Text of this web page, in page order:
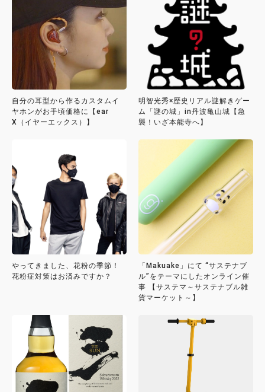
自分の耳型から作るカスタムイ
ヤホンがお手頃価格に【ear
X（イヤーエックス）】
明智光秀×歴史リアル謎解きゲー
ム「謎の城」in丹波亀山城【急
襲！いざ本能寺へ】
やってきました、花粉の季節！
花粉症対策はお済みですか？
「Makuake」にて “サステナブ
ル”をテーマにしたオンライン催
事 【サステマ～サステナブル雑
貨マーケット～】